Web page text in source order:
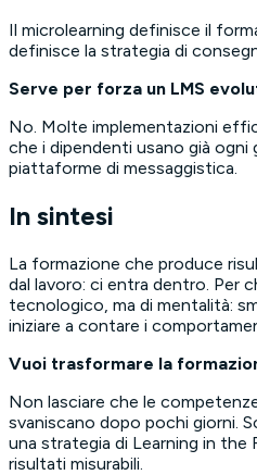
Il microlearning definisce il
definisce la strategia di
Serve per forza un LMS
No. Molte implementazioni
che i dipendenti usano già ogni
piattaforme di messaggistica.
In sintesi
La formazione che produce
dal lavoro: ci entra dentro. Per
tecnologico, ma di mentalità:
iniziare a contare i
Vuoi trasformare la
Non lasciare che le
svaniscano dopo pochi giorni.
una strategia di Learning in the
risultati misurabili.